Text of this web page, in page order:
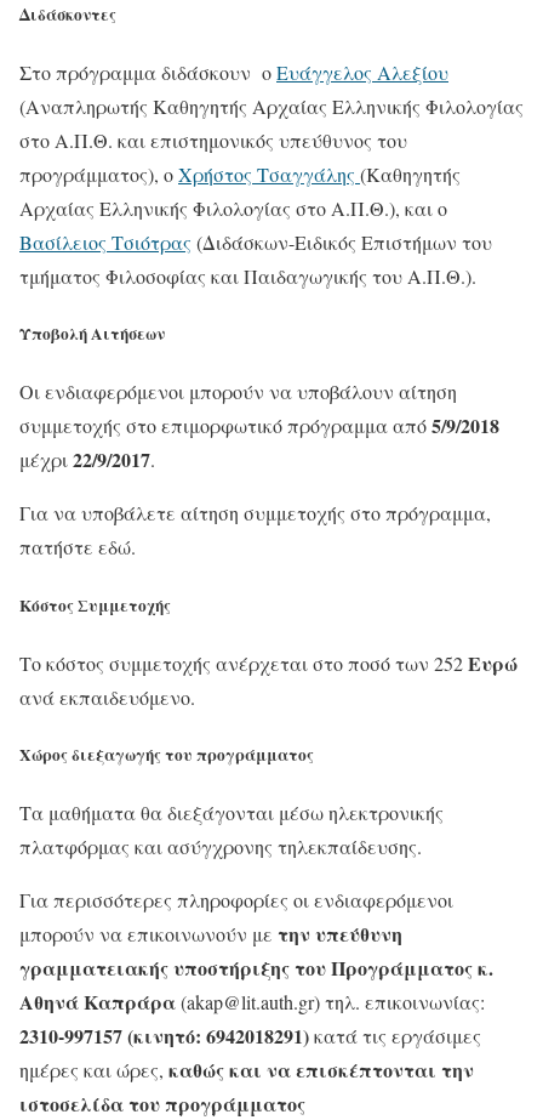
Διδάσκοντες
Στο πρόγραμμα διδάσκουν οΕυάγγελος Αλεξίου
(Αναπληρωτής Καθηγητής Αρχαίας Ελληνικής Φιλολογίας
στο Α.Π.Θ. και επιστημονικός υπεύθυνος του
προγράμματος), οΧρήστος Τσαγγάλης (Καθηγητής
Αρχαίας Ελληνικής Φιλολογίας στο Α.Π.Θ.), και ο
Βασίλειος Τσιότρας (Διδάσκων-Ειδικός Επιστήμων του
τμήματος Φιλοσοφίας και Παιδαγωγικής του Α.Π.Θ.).
Υποβολή Αιτήσεων
Οι ενδιαφερόμενοι μπορούν να υποβάλουν αίτηση
συμμετοχής στο επιμορφωτικό πρόγραμμα από5/9/2018
μέχρι22/9/2017.
Για να υποβάλετε αίτηση συμμετοχής στο πρόγραμμα,
πατήστε εδώ.
Κόστος Συμμετοχής
Το κόστος συμμετοχής ανέρχεται στο ποσό των 252Ευρώ
ανά εκπαιδευόμενο.
Χώρος διεξαγωγής του προγράμματος
Τα μαθήματα θα διεξάγονται μέσω ηλεκτρονικής
πλατφόρμας και ασύγχρονης τηλεκπαίδευσης.
Για περισσότερες πληροφορίες οι ενδιαφερόμενοι
μπορούν να επικοινωνούν με την υπεύθυνη
γραμματειακής υποστήριξης του Προγράμματος κ.
Αθηνά Καπράρα(akap@lit.auth.gr) τηλ. επικοινωνίας:
2310-997157 (κινητό: 6942018291)κατά τις εργάσιμες
ημέρες και ώρες, καθώς και να επισκέπτονται την
ιστοσελίδα του προγράμματος